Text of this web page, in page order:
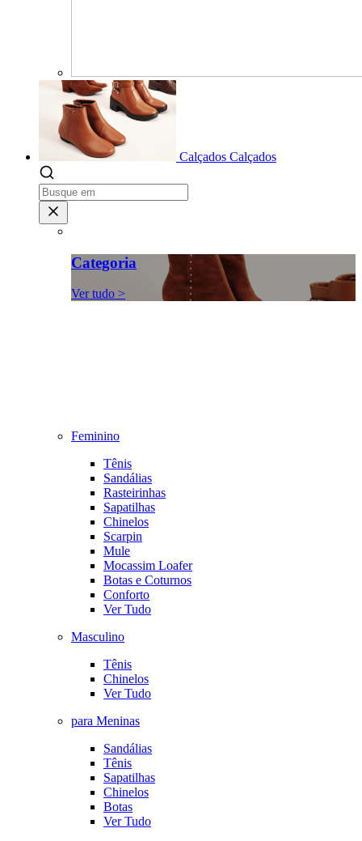
Calçados Calçados
Categoria
Ver tudo >
Feminino
Tênis
Sandálias
Rasteirinhas
Sapatilhas
Chinelos
Scarpin
Mule
Mocassim Loafer
Botas e Coturnos
Conforto
Ver Tudo
Masculino
Tênis
Chinelos
Ver Tudo
para Meninas
Sandálias
Tênis
Sapatilhas
Chinelos
Botas
Ver Tudo